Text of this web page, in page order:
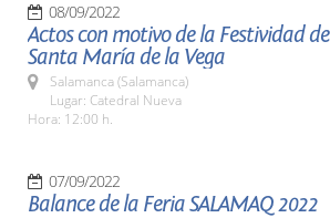
08/09/2022
Actos con motivo de la Festividad de
Santa María de la Vega
Salamanca (Salamanca)
Lugar: Catedral Nueva
Hora: 12:00 h.
07/09/2022
Balance de la Feria SALAMAQ 2022